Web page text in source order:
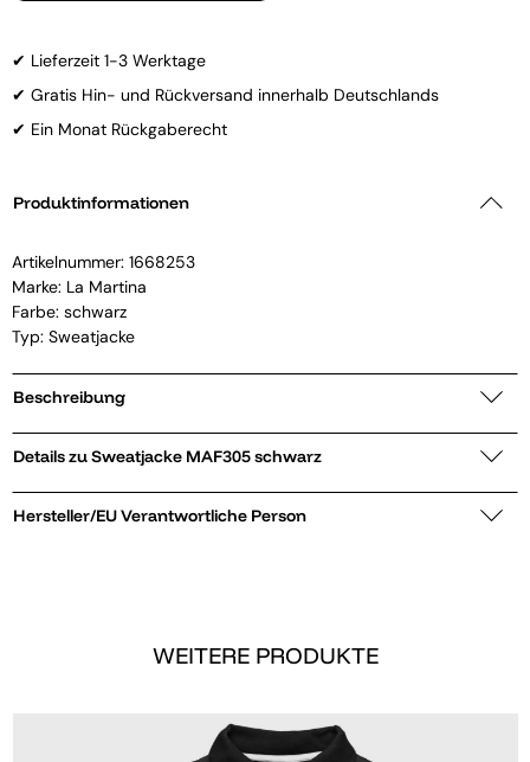
✔ Lieferzeit 1-3 Werktage
✔ Gratis Hin- und Rückversand innerhalb Deutschlands
✔ Ein Monat Rückgaberecht
Produktinformationen
Artikelnummer: 1668253
Marke: La Martina
Farbe: schwarz
Typ: Sweatjacke
Beschreibung
Details zu Sweatjacke MAF305 schwarz
Hersteller/EU Verantwortliche Person
WEITERE PRODUKTE